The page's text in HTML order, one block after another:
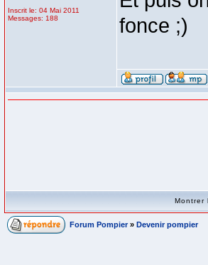
Inscrit le: 04 Mai 2011
Messages: 188
fonce ;)
Montrer
Forum Pompier » Devenir pompier